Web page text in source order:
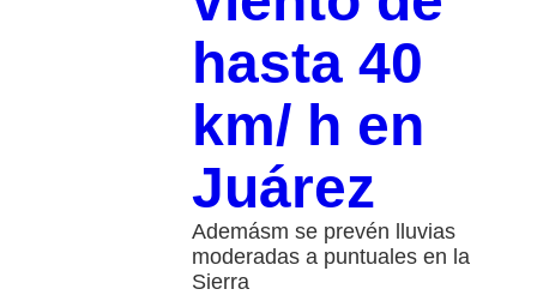
hasta 40
km/ h en
Juárez
Ademásm se prevén lluvias
moderadas a puntuales en la
Sierra